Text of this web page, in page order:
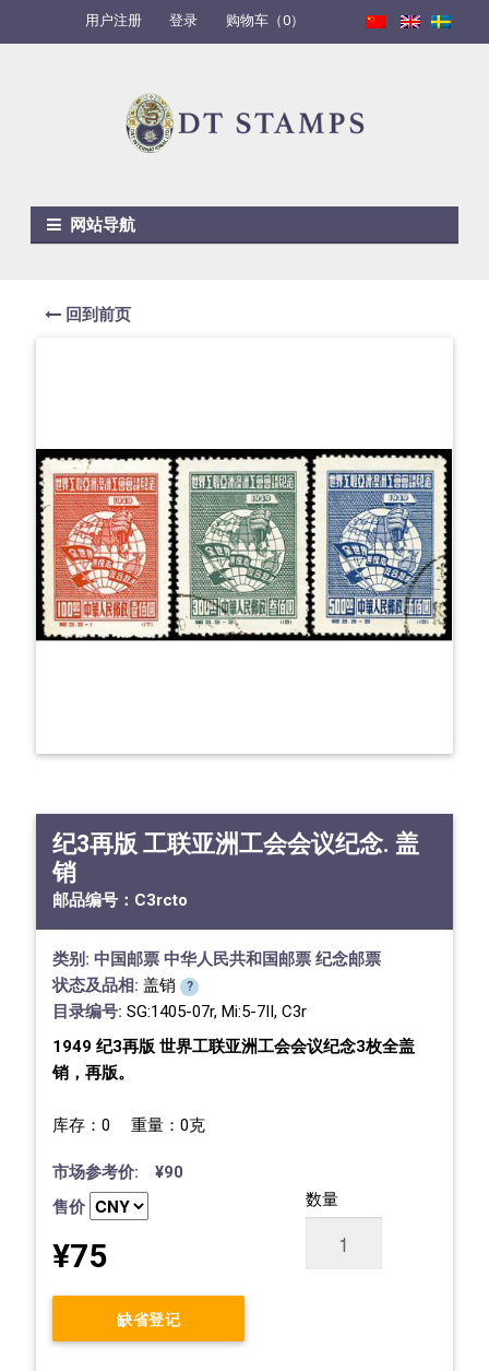
用户注册 登录 购物车（0）
网站导航
回到前页
纪3再版 工联亚洲工会会议纪念. 盖
销
邮品编号： C3rcto
类别: 中国邮票 中华人民共和国邮票 纪念邮票
状态及品相: 盖销 ?
目录编号: SG:1405-07r, Mi:5-7II, C3r
1949 纪3再版 世界工联亚洲工会会议纪念3枚全盖
销，再版。
库存：0 重量：0克
市场参考价: ¥90
售价
¥75
数量
缺省登记